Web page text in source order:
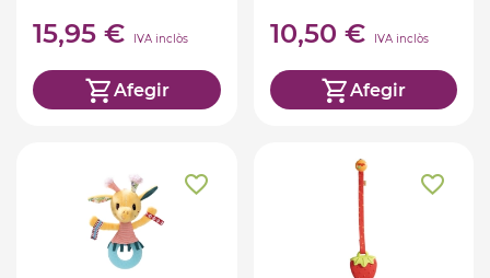
15,95 € IVA inclòs
Afegir
10,50 € IVA inclòs
Afegir